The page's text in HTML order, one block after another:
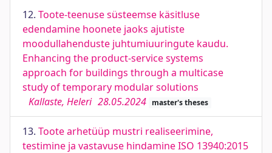
12. Toote-teenuse süsteemse käsitluse
edendamine hoonete jaoks ajutiste
moodullahenduste juhtumiuuringute kaudu.
Enhancing the product-service systems
approach for buildings through a multicase
study of temporary modular solutions
Kallaste, Heleri 28.05.2024 master's theses
13. Toote arhetüüp mustri realiseerimine,
testimine ja vastavuse hindamine ISO 13940:2015